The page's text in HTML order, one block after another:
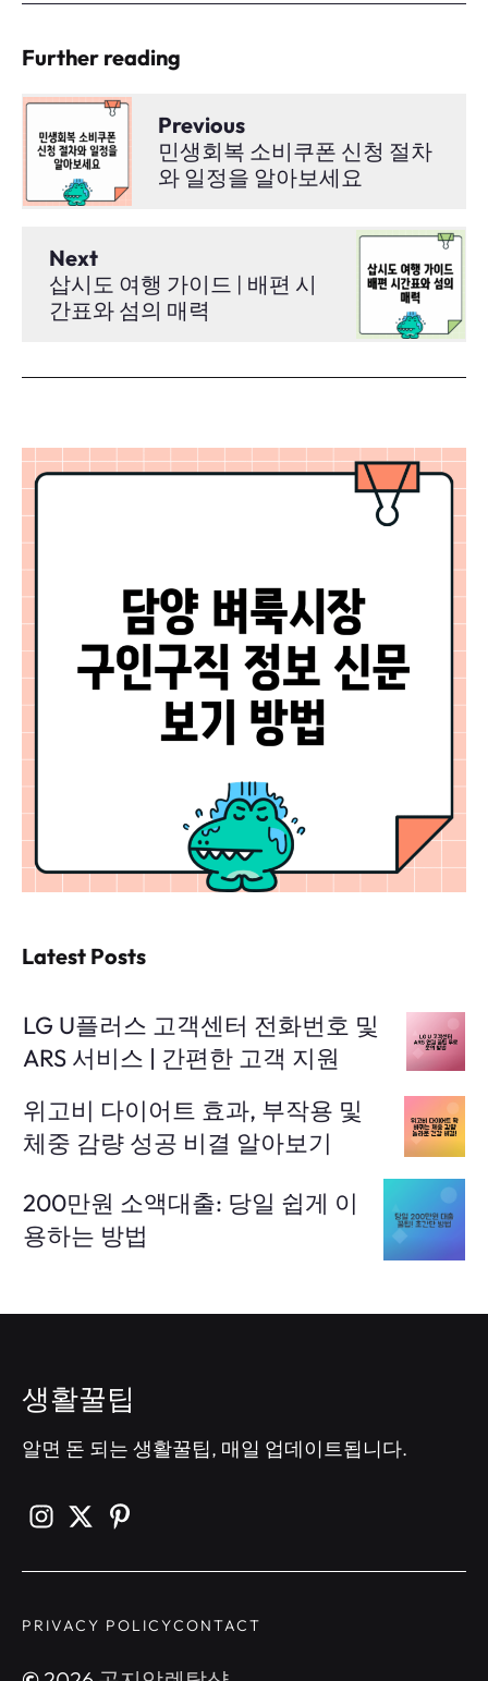
Further reading
Previous
민생회복 소비쿠폰 신청 절차
와 일정을 알아보세요
Next
삽시도 여행 가이드 | 배편 시
간표와 섬의 매력
Latest Posts
LG U플러스 고객센터 전화번호 및
ARS 서비스 | 간편한 고객 지원
위고비 다이어트 효과, 부작용 및
체중 감량 성공 비결 알아보기
200만원 소액대출: 당일 쉽게 이
용하는 방법
생활꿀팁
알면 돈 되는 생활꿀팁, 매일 업데이트됩니다.
PRIVACY POLICYCONTACT